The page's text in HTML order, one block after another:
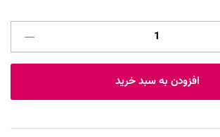
افزودن به سبد خرید